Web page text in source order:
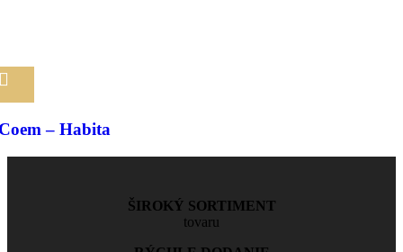
– Habita
ŠIROKÝ SORTIMENT
tovaru